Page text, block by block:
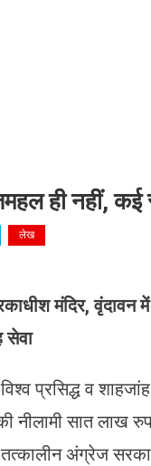
ही नहीं, कई
लेख
मंदिर, वृंदावन
विश्व प्रसिद्ध व
नीलामी सात
अंग्रेज